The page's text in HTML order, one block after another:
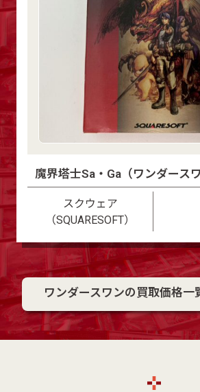
魔界塔士Sa・Ga（ワンダース
スクウェア
（SQUARESOFT）
ワンダースワンの買取価格一